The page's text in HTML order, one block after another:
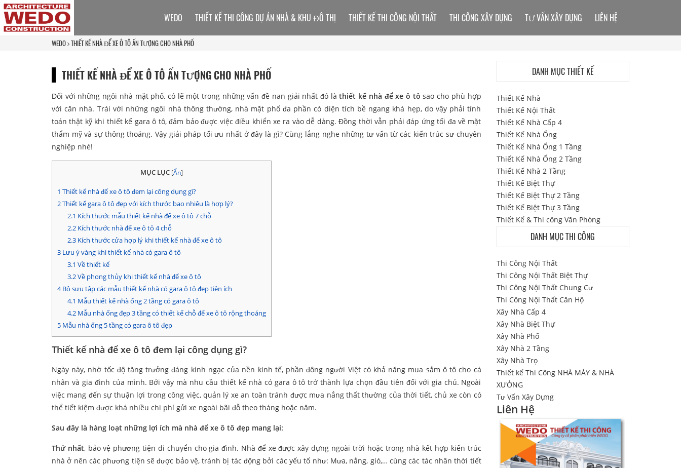
WEDO THIẾT KẾ NHÀ ĐỂ XE Ô TÔ ẤN TƯỢNG CHO NHÀ PHỐ
THIẾT KẾ NHÀ ĐỂ XE Ô TÔ ẤN TƯỢNG CHO NHÀ PHỐ
Đối với những ngôi nhà mặt phố, có lẽ một trong những vấn đề nan giải nhất đó làthiết kế nhà để xe ô tôsao cho phù hợp
với căn nhà. Trái với những ngôi nhà thông thường, nhà mặt phố đa phần có diện tích bề ngang khá hẹp, do vậy phải tính
toán thật kỹ khi thiết kế gara ô tô, đảm bảo được việc điều khiển xe ra vào dễ dàng. Đồng thời vẫn phải đáp ứng tối đa về mặt
thẩm mỹ và sự thông thoáng. Vậy giải pháp tối ưu nhất ở đây là gì? Cùng lắng nghe những tư vấn từ các kiến trúc sư chuyên
nghiệp nhé!
MỤC LỤC [Ẩn]
1 Thiết kế nhà để xe ô tô đem lại công dụng gì?
2Thiết kế gara ô tô đẹp với kích thước bao nhiêu là hợp lý?
2.1 Kích thước mẫu thiết kế nhà để xe ô tô 7 chỗ
2.2Kích thước nhà để xe ô tô 4 chỗ
2.3Kích thước cửa hợp lý khi thiết kế nhà để xe ô tô
3 Lưu ý vàng khi thiết kế nhà có gara ô tô
3.1 Về thiết kế
3.2Về phong thủy khi thiết kế nhà để xe ô tô
4Bộ sưu tập các mẫu thiết kế nhà có gara ô tô đẹp tiện ích
4.1 Mẫu thiết kế nhà ống 2 tầng có gara ô tô
4.2Mẫu nhà ống đẹp 3 tầng có thiết kế chỗ để xe ô tô rộng thoáng
5 Mẫu nhà ống 5 tầng có gara ô tô đẹp
Thiết kế nhà để xe ô tô đem lại công dụng gì?
Ngày này, nhờ tốc độ tăng trưởng đáng kinh ngạc của nền kinh tế, phần đông người Việt có khả năng mua sắm ô tô cho cá
nhân và gia đình của mình. Bởi vậy mà nhu cầu thiết kế nhà có gara ô tô trở thành lựa chọn đầu tiên đối với gia chủ. Ngoài
việc mang đến sự thuận lợi trong công việc, quản lý xe an toàn tránh được mưa nắng thất thường của thời tiết, chủ xe còn có
thể tiết kiệm được khá nhiều chi phí gửi xe ngoài bãi đỗ theo tháng hoặc năm.
Sau đây là hàng loạt những lợi ích mà nhà để xe ô tô đẹp mang lại:
Thứ nhất, bảo vệ phương tiện di chuyển cho gia đình. Nhà để xe được xây dựng ngoài trời hoặc trong nhà kết hợp kiến trúc
nhà ở nên các phương tiện sẽ được bảo vệ, tránh bị tác động bởi các yếu tố như: Mưa, nắng, gió,… cùng các tác nhân thời tiết
WEDO THIẾT KẾ THI CÔNG DỰ ÁN NHÀ & KHU ĐÔ THỊ THIẾT KẾ THI CÔNG NỘI THẤT THI CÔNG XÂY DỰNG TƯ VẤN XÂY DỰNG LIÊN HỆ
DANH MỤC THIẾT KẾ
Thiết Kế Nhà
Thiết Kế Nội Thất
Thiết Kế Nhà Cấp 4
Thiết Kế Nhà Ống
Thiết Kế Nhà Ống 1 Tầng
Thiết Kế Nhà Ống 2 Tầng
Thiết Kế Nhà 2 Tầng
Thiết Kế Biệt Thự
Thiết Kế Biệt Thự 2 Tầng
Thiết Kế Biệt Thự 3 Tầng
Thiết Kế & Thi công Văn Phòng
DANH MỤC THI CÔNG
Thi Công Nội Thất
Thi Công Nội Thất Biệt Thự
Thi Công Nội Thất Chung Cư
Thi Công Nội Thất Căn Hộ
Xây Nhà Cấp 4
Xây Nhà Biệt Thự
Xây Nhà Phố
Xây Nhà 2 Tầng
Xây Nhà Trọ
Thiết kế Thi Công NHÀ MÁY & NHÀ
XƯỞNG
Tư Vấn Xây Dựng
Liên Hệ